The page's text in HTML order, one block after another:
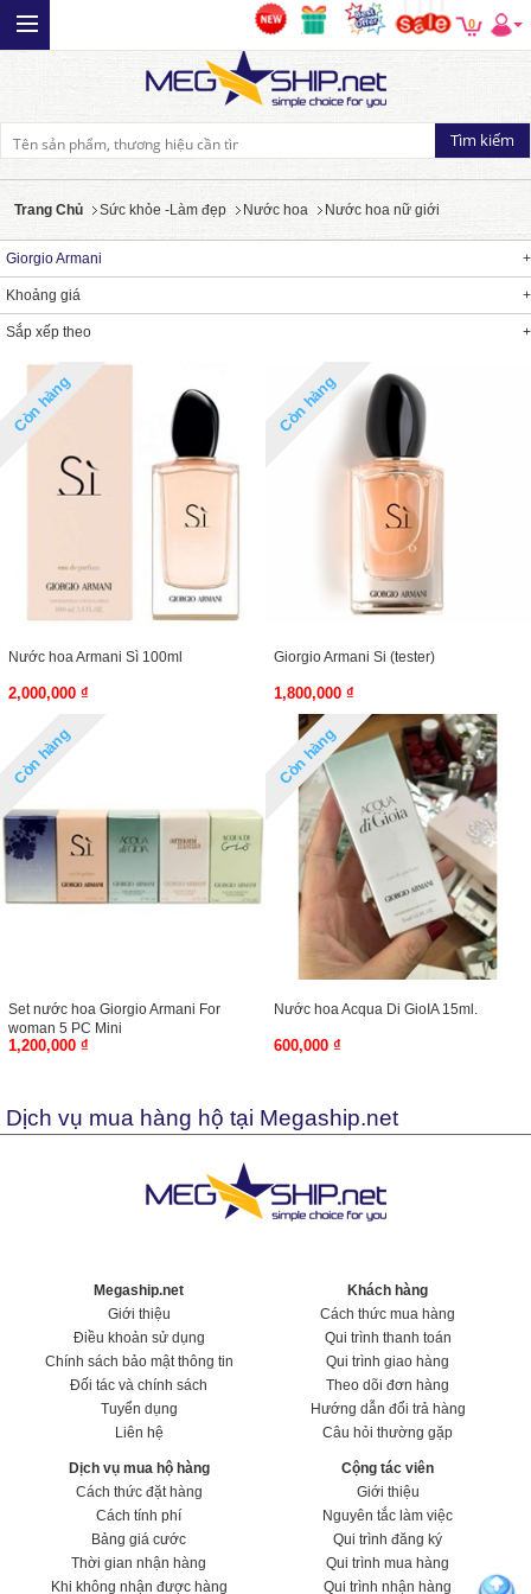
0
Trang Chủ Sức khỏe -Làm đẹp Nước hoa Nước hoa nữ giới
Giorgio Armani
Khoảng giá
Sắp xếp theo
Còn hàng
Nước hoa Armani Sì 100ml
2,000,000 ₫
Còn hàng
Giorgio Armani Si (tester)
1,800,000 ₫
Còn hàng
Set nước hoa Giorgio Armani For
woman 5 PC Mini
1,200,000 ₫
Còn hàng
Nước hoa Acqua Di GioIA 15ml.
600,000 ₫
Dịch vụ mua hàng hộ tại Megaship.net
Megaship.net
Giới thiệu
Điều khoản sử dụng
Chính sách bảo mật thông tin
Đối tác và chính sách
Tuyển dụng
Liên hệ
Khách hàng
Cách thức mua hàng
Qui trình thanh toán
Qui trình giao hàng
Theo dõi đơn hàng
Hướng dẫn đổi trả hàng
Câu hỏi thường gặp
Dịch vụ mua hộ hàng
Cách thức đặt hàng
Cách tính phí
Bảng giá cước
Thời gian nhận hàng
Khi không nhận được hàng
Cộng tác viên
Giới thiệu
Nguyên tắc làm việc
Qui trình đăng ký
Qui trình mua hàng
Qui trình nhận hàng